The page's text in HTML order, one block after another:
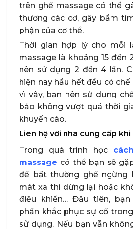
trên ghế massage có thể
thương các cơ, gây bầm
phận của cơ thể.
Thời gian hợp lý cho mỗi
massage là khoảng 15 đến
nên sử dụng 2 đến 4 lần.
hiện nay hầu hết đều có chế
vì vậy, bạn nên sử dụng
bảo không vượt quá thời
khuyến cáo.
Liên hệ với nhà cung cấp
Trong quá trình học cách
massage có thể bạn sẽ
đề bất thường ghế ngừng
mát xa thì dừng lại hoặc
điều khiển… Đầu tiên,
phần khắc phục sự cố
sử dụng. Nếu bạn vẫn